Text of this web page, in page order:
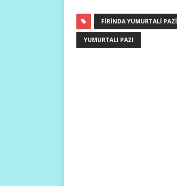
FIRINDA YUMURTALI PAZI
YUMURTALI PAZI